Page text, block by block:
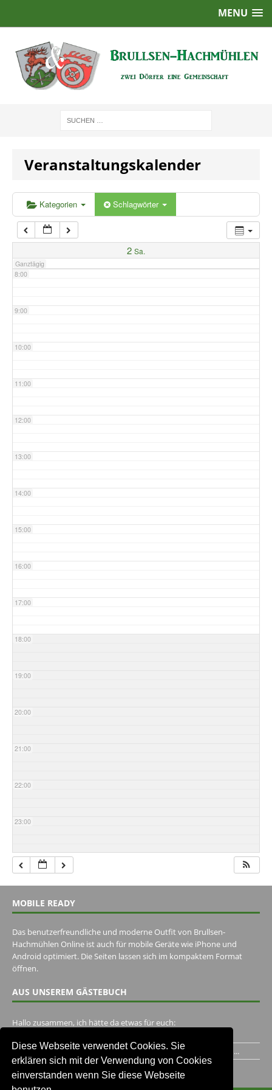
Diese Webseite verwendet Cookies. Sie
erklären sich mit der Verwendung von Cookies
einverstanden wenn Sie diese Webseite
MENU
Veranstaltungskalender
Kategorien Schlagwörter
2 Sa.
Ganztägig
2:00
5:00
6:00
7:00
8:00
9:00
10:00
11:00
12:00
13:00
14:00
15:00
16:00
17:00
18:00
19:00
20:00
21:00
22:00
23:00
MOBILE READY
Das benutzerfreundliche und moderne Outfit von Brullsen-
Hachmühlen Online ist auch für mobile Geräte wie iPhone und
Android optimiert. Die Seiten lassen sich im kompaktem Format
öffnen.
AUS UNSEREM GÄSTEBUCH
Hallo zusammen, ich hätte da etwas für euch:
Ich habe ein Jahr im Gasthaus Hugo Pape verbracht..Habe ihn...
Unser Gästebuch besuchen